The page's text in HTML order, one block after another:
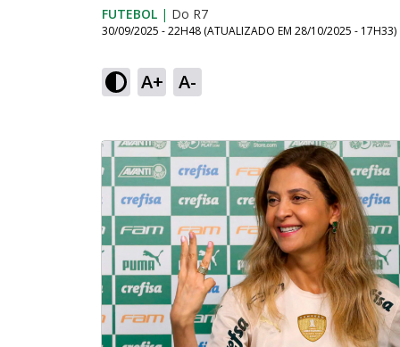
FUTEBOL | Do R7
30/09/2025 - 22H48 (ATUALIZADO EM 28/10/2025 - 17H33)
A+ A-